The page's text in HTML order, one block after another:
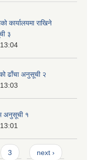
कार्यालयमा राखिने
३
ढाँचा अनुसूची २
अनुसूची १
3 next ›